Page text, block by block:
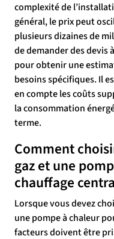
complexité de
général, le prix peut
plusieurs dizaines de
de demander des devis
pour obtenir une
besoins spécifiques. Il
en compte les coûts
la consommation
terme.
Comment
gaz et une
chauffage
Lorsque vous devez
une pompe à chaleur
facteurs doivent être